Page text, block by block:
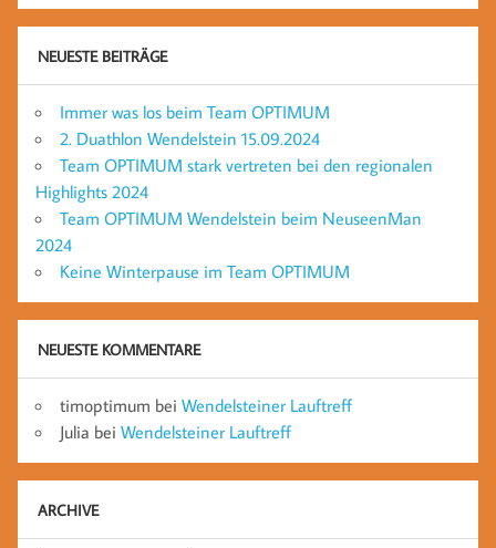
NEUESTE BEITRÄGE
Immer was los beim Team OPTIMUM
2. Duathlon Wendelstein 15.09.2024
Team OPTIMUM stark vertreten bei den regionalen
Highlights 2024
Team OPTIMUM Wendelstein beim NeuseenMan
2024
Keine Winterpause im Team OPTIMUM
NEUESTE KOMMENTARE
timoptimum bei Wendelsteiner Lauftreff
Julia bei Wendelsteiner Lauftreff
ARCHIVE